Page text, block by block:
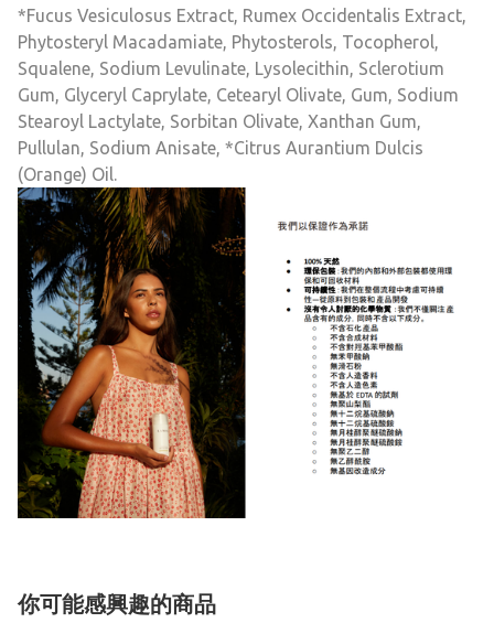
*Fucus Vesiculosus Extract, Rumex Occidentalis Extract,
Phytosteryl Macadamiate, Phytosterols, Tocopherol,
Squalene, Sodium Levulinate, Lysolecithin, Sclerotium
Gum, Glyceryl Caprylate, Cetearyl Olivate, Gum, Sodium
Stearoyl Lactylate, Sorbitan Olivate, Xanthan Gum,
Pullulan, Sodium Anisate, *Citrus Aurantium Dulcis
(Orange) Oil.
你可能感興趣的商品